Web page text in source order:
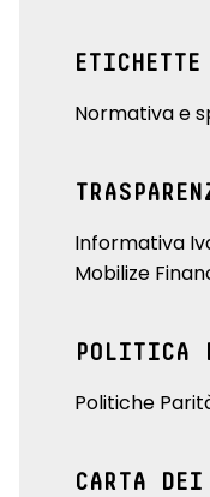
Normativa e
Informativa
Mobilize
POLITICA
Politiche
CARTA